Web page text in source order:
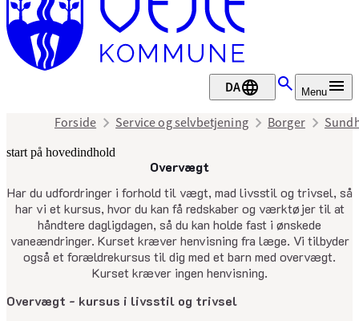
DA Menu
Forside Service og selvbetjening Borger
start på hovedindhold
Overvægt
Har du udfordringer i forhold til vægt, mad livsstil og trivsel, så
har vi et kursus, hvor du kan få redskaber og værktøjer til at
håndtere dagligdagen, så du kan holde fast i ønskede
vaneændringer. Kurset kræver henvisning fra læge. Vi tilbyder
også et forældrekursus til dig med et barn med overvægt.
Kurset kræver ingen henvisning.
senest opdateret 28. november
Overvægt - kursus i livsstil og trivsel